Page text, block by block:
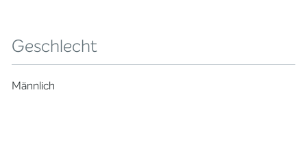
Geschlecht
Männlich